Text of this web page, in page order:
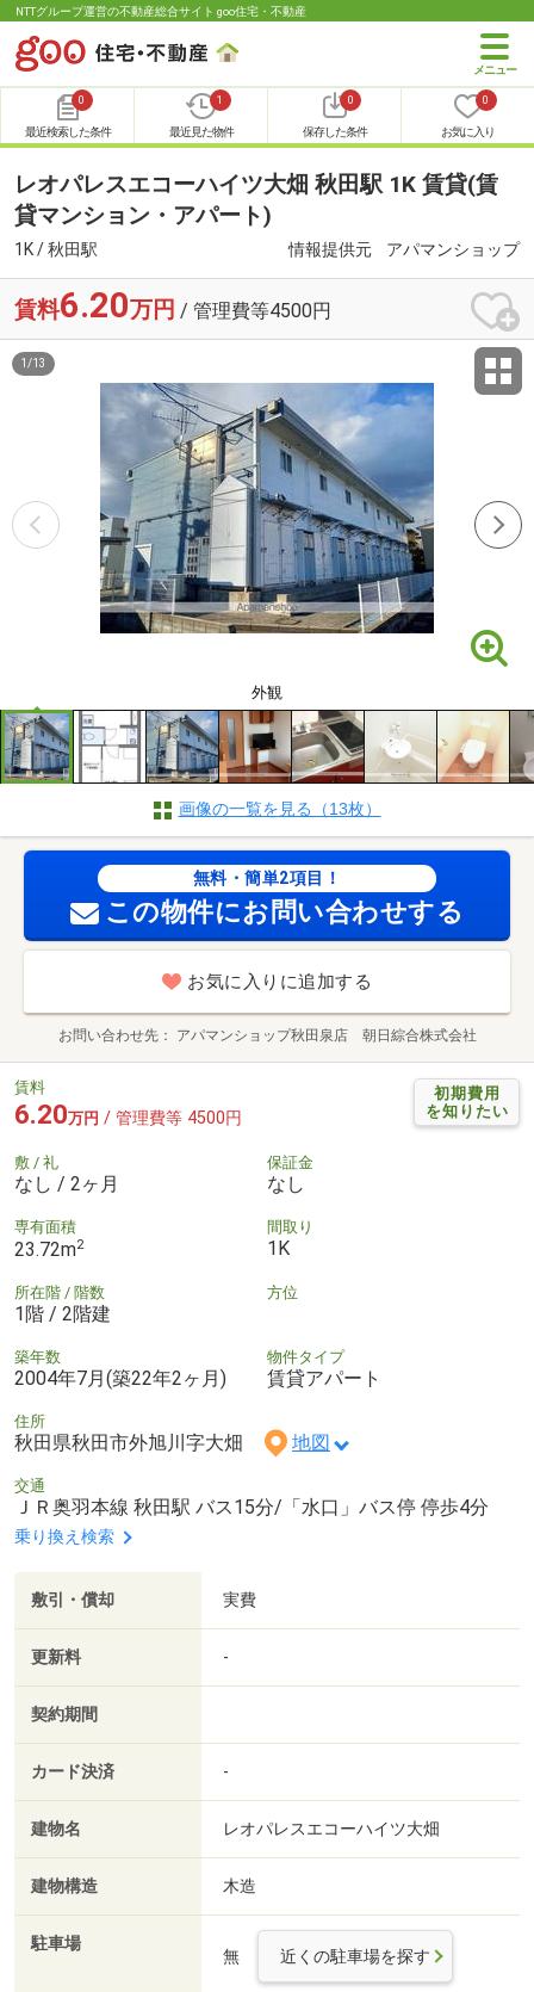
NTTグループ運営の不動産総合サイト goo住宅・不動産
0
最近検索した条件
1
最近見た物件
0
保存した条件
0
お気に入り
レオパレスエコーハイツ大畑 秋田駅 1K 賃貸(賃
貸マンション・アパート)
1K / 秋田駅 情報提供元 アパマンショップ
賃料6.20万円 / 管理費等4500円
外観
1 /13
画像の一覧を見る（13枚）
無料・簡単2項目！
この物件にお問い合わせする
お気に入りに追加する
お問い合わせ先 アパマンショップ秋田泉店 朝日綜合株式会社
初期費用
を知りたい
賃料
6.20万円 / 管理費等 4500円
敷 / 礼
なし / 2ヶ月
保証金
なし
専有面積
23.72m2
間取り
1K
所在階 / 階数
1階 / 2階建
方位
築年数
2004年7月(築22年2ヶ月)
物件タイプ
賃貸アパート
住所
秋田県秋田市外旭川字大畑 地図
交通
ＪＲ奥羽本線 秋田駅 バス15分/「水口」バス停 停歩4分
乗り換え検索
敷引・償却 実費
更新料 -
契約期間
カード決済 -
建物名 レオパレスエコーハイツ大畑
建物構造 木造
駐車場
無 近くの駐車場を探す